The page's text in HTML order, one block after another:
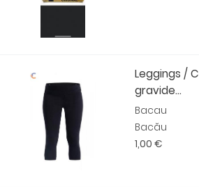
Leggings /
gravide...
Bacau
Bacău
1,00 €